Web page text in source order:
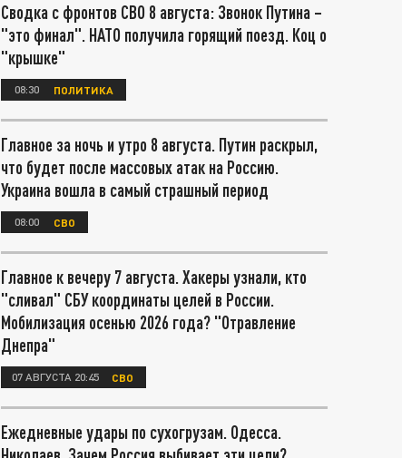
Сводка с фронтов СВО 8 августа: Звонок Путина –
"это финал". НАТО получила горящий поезд. Коц о
"крышке"
08:30 ПОЛИТИКА
Главное за ночь и утро 8 августа. Путин раскрыл,
что будет после массовых атак на Россию.
Украина вошла в самый страшный период
08:00 СВО
Главное к вечеру 7 августа. Хакеры узнали, кто
"сливал" СБУ координаты целей в России.
Мобилизация осенью 2026 года? "Отравление
Днепра"
07 АВГУСТА 20:45 СВО
Ежедневные удары по сухогрузам. Одесса.